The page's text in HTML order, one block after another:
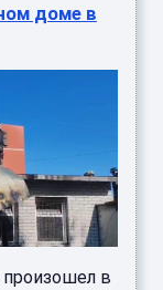
доме в
в